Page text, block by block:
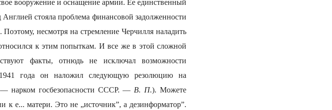
вооружение и оснащение армии. Ее единственный
стояла проблема финансовой задолженности
несмотря на стремление Черчилля наладить
к этим попыткам. И все же в этой сложной
факты, отнюдь не исключал возможности
года он наложил следующую резолюцию на
нарком госбезопасности СССР. — В. П.). Можете
к е... матери. Это не „источник”, а дезинформатор”.